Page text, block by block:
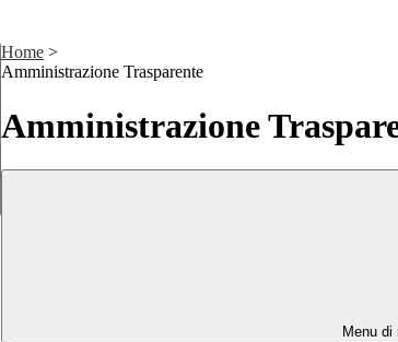
Home >
Amministrazione Trasparente
Amministrazione
Menu di